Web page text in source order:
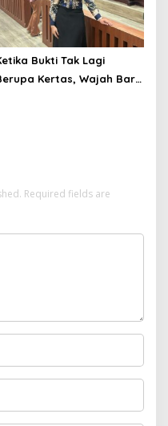
Bukti Tak Lagi
Kertas, Wajah Baru
Required fields are